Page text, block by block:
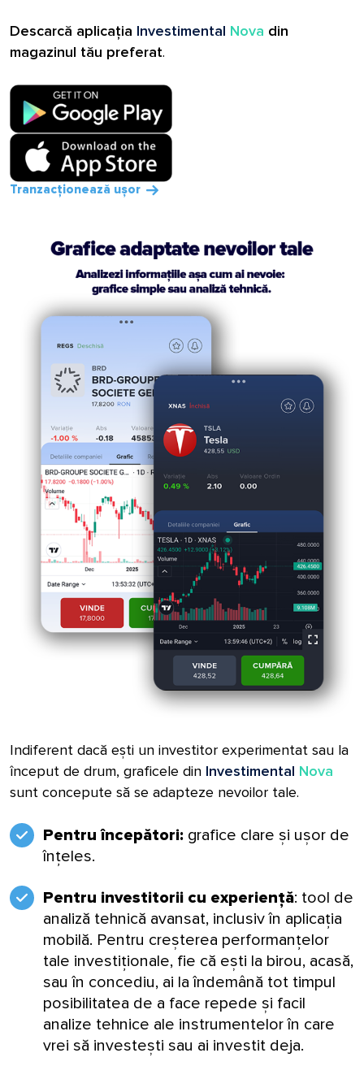
Descarcă aplicația Investimental Nova din
magazinul tău preferat.
Tranzacționează ușor
Indiferent dacă ești un investitor experimentat sau la
început de drum, graficele din Investimental Nova
sunt concepute să se adapteze nevoilor tale.
Pentru începători: grafice clare și ușor de
înțeles.
Pentru investitorii cu experiență: tool de
analiză tehnică avansat, inclusiv în aplicația
mobilă. Pentru creșterea performanțelor
tale investiționale, fie că ești la birou, acasă,
sau în concediu, ai la îndemână tot timpul
posibilitatea de a face repede și facil
analize tehnice ale instrumentelor în care
vrei să investești sau ai investit deja.